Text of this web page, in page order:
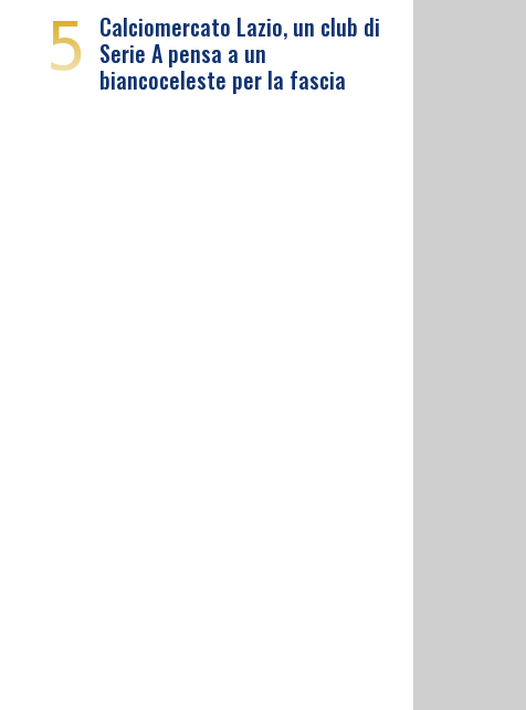
5 Calciomercato Lazio, un club di
Serie A pensa a un
biancoceleste per la fascia